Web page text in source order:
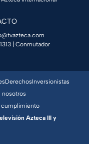
| Conmutador
DerechosInversionistas
nosotros
cumplimiento
Azteca III y